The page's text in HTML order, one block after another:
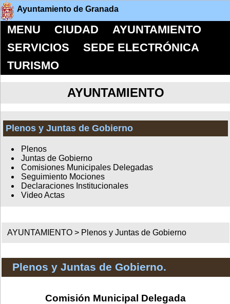
Ayuntamiento de Granada
MENU CIUDAD
AYUNTAMIENTO
SERVICIOS
SEDE ELECTRÓNICA
TURISMO
AYUNTAMIENTO
Plenos y Juntas de Gobierno
Plenos
Juntas de Gobierno
Comisiones Municipales Delegadas
Seguimiento Mociones
Declaraciones Institucionales
Video Actas
AYUNTAMIENTO > Plenos y Juntas de Gobierno
Plenos y Juntas de Gobierno.
Comisión Municipal Delegada